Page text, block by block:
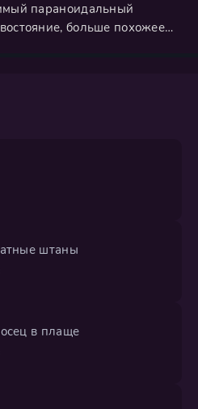
параноидальный
больше похожее
порождает
по своему безумию
штаны
в плаще